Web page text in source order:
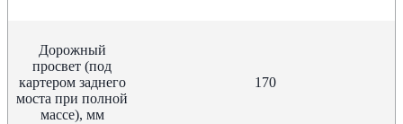
Дорожный
просвет (под
картером заднего
моста при полной
массе), мм
170